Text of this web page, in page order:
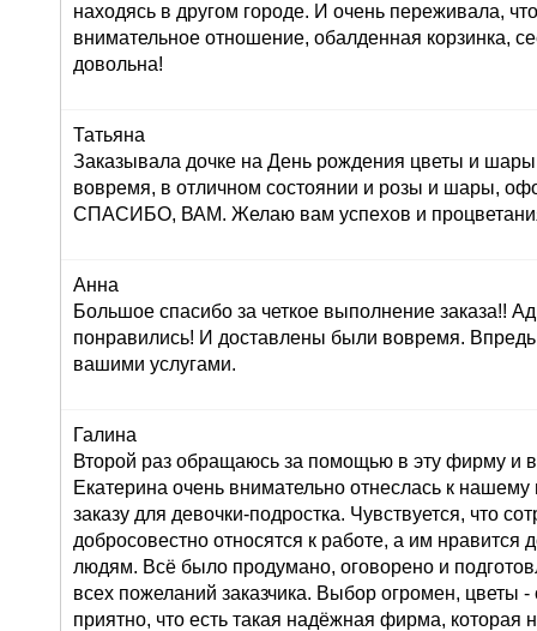
находясь в другом городе. И очень переживала,
внимательное отношение, обалденная корзинка,
довольна!
Татьяна
Заказывала дочке на День рождения цветы и
вовремя, в отличном состоянии и розы и шары,
СПАСИБО, ВАМ. Желаю вам успехов и
Анна
Большое спасибо за четкое выполнение заказа!!
понравились! И доставлены были вовремя. Впредь
вашими услугами.
Галина
Второй раз обращаюсь за помощью в эту фирму и
Екатерина очень внимательно отнеслась к
заказу для девочки-подростка. Чувствуется, что
добросовестно относятся к работе, а им нравится
людям. Всё было продумано, оговорено и
всех пожеланий заказчика. Выбор огромен, цветы
приятно, что есть такая надёжная фирма, которая